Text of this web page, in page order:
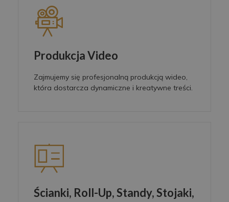
Produkcja Video
Zajmujemy się profesjonalną produkcją wideo,
która dostarcza dynamiczne i kreatywne treści.
Ścianki, Roll-Up, Standy, Stojaki,